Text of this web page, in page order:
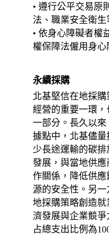
• 遵行公平交易原
法、職業安全衛生
• 依身心障礙者權
權保障法僱用身心
永續採購
北基堅信在地採
經營的重要一環
一部分。長久以
據點中，北基儘
少長途運輸的碳
發展，與當地供
作關係，降低供
源的安全性。另
地採購策略創造
濟發展與企業競爭
占總支出比例為